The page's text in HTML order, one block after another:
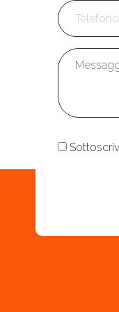
Messaggio
Consenso